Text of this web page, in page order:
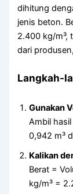
dihitung
jenis beton.
2.400 kg/m³,
dari
Langkah-
Gunakan
Ambil
0,942 m³
Kalikan
Berat =
kg/m³ =